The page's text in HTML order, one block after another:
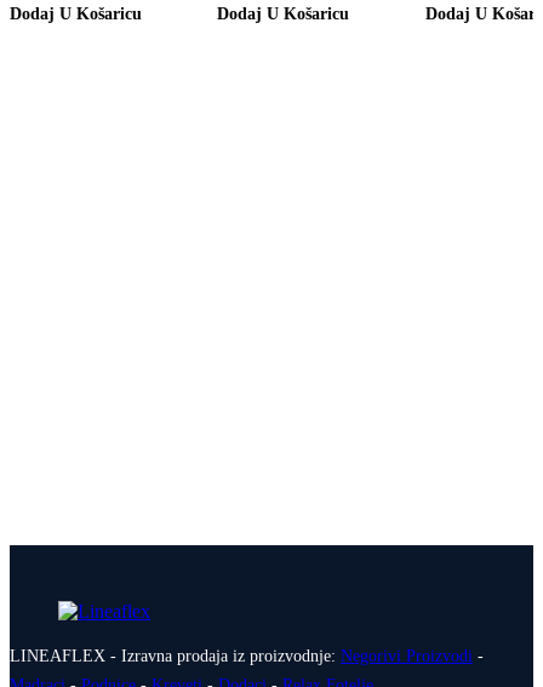
Dodaj U Košaricu Dodaj U Košaricu Dodaj U
LINEAFLEX - Izravna prodaja iz proizvodnje: Negorivi Proizvodi -